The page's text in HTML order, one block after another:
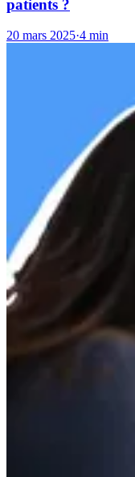
patients ?
20 mars 2025·4 min